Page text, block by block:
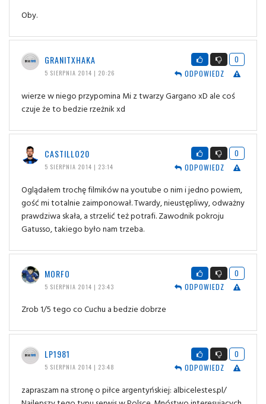
Oby.
GRANITXHAKA
5 SIERPNIA 2014 | 20:26
0
ODPOWIEDZ
wierze w niego przypomina Mi z twarzy Gargano xD ale coś
czuje że to bedzie rzeżnik xd
CASTILLO20
5 SIERPNIA 2014 | 23:14
0
ODPOWIEDZ
Oglądałem trochę filmików na youtube o nim i jedno powiem,
gość mi totalnie zaimponował. Twardy, nieustępliwy, odważny
prawdziwa skała, a strzelić też potrafi. Zawodnik pokroju
Gatusso, takiego było nam trzeba.
MORFO
5 SIERPNIA 2014 | 23:43
0
ODPOWIEDZ
Zrob 1/5 tego co Cuchu a bedzie dobrze
LP1981
5 SIERPNIA 2014 | 23:48
0
ODPOWIEDZ
zapraszam na stronę o piłce argentyńskiej: albicelestes.pl/